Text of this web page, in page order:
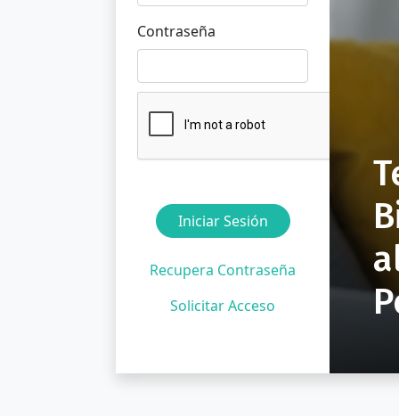
Contraseña
Iniciar Sesión
Recupera Contraseña
Solicitar Acceso